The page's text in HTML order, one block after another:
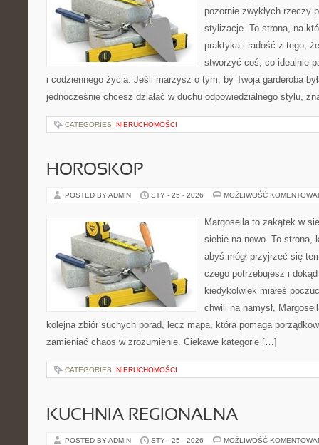
pozornie zwykłych rzeczy
stylizacje. To strona, na
praktyka i radość z tego,
stworzyć coś, co idealnie
i codziennego życia. Jeśli marzysz o tym, by Twoja garderoba
jednocześnie chcesz działać w duchu odpowiedzialnego stylu,
CATEGORIES: NIERUCHOMOŚCI
HOROSKOP
POSTED BY ADMIN STY - 25 - 2026 MOŻLIWOŚĆ
Margoseila to zakątek w
siebie na nowo. To strona,
abyś mógł przyjrzeć się
czego potrzebujesz i
kiedykolwiek miałeś
chwili na namysł,
kolejna zbiór suchych porad, lecz mapa, która pomaga
zamieniać chaos w zrozumienie. Ciekawe kategorie […]
CATEGORIES: NIERUCHOMOŚCI
KUCHNIA REGIONALNA
POSTED BY ADMIN STY - 25 - 2026 MOŻLIWOŚĆ